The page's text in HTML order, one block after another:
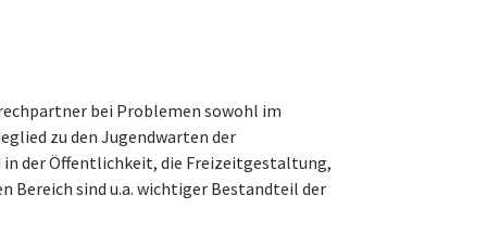
bei Problemen sowohl im
zu den Jugendwarten der
in der Öffentlichkeit, die Freizeitgestaltung,
sind u.a. wichtiger Bestandteil der